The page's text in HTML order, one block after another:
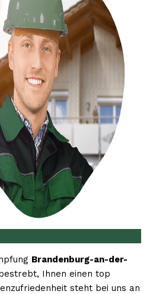
Brandenburg-an-der-
Ihnen einen top
steht bei uns an